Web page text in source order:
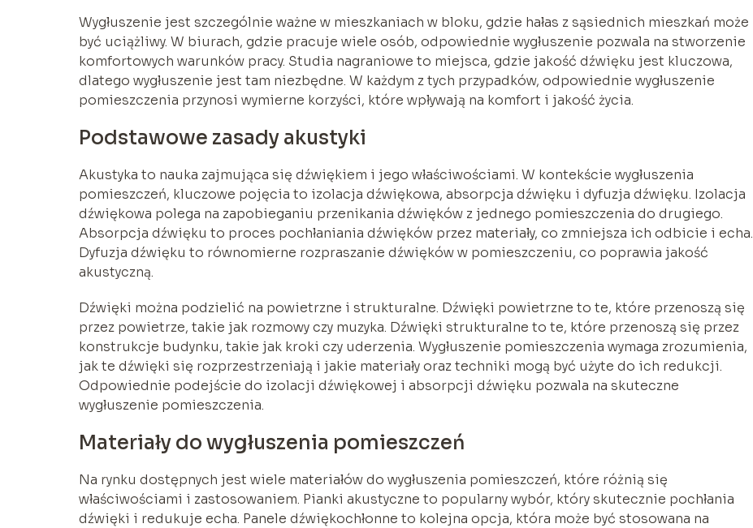
Wygłuszenie jest szczególnie ważne w mieszkaniach w bloku, gdzie hałas z sąsiednich mieszkań może
być uciążliwy. W biurach, gdzie pracuje wiele osób, odpowiednie wygłuszenie pozwala na stworzenie
komfortowych warunków pracy. Studia nagraniowe to miejsca, gdzie jakość dźwięku jest kluczowa,
dlatego wygłuszenie jest tam niezbędne. W każdym z tych przypadków, odpowiednie wygłuszenie
pomieszczenia przynosi wymierne korzyści, które wpływają na komfort i jakość życia.
Podstawowe zasady akustyki
Akustyka to nauka zajmująca się dźwiękiem i jego właściwościami. W kontekście wygłuszenia
pomieszczeń, kluczowe pojęcia to izolacja dźwiękowa, absorpcja dźwięku i dyfuzja dźwięku. Izolacja
dźwiękowa polega na zapobieganiu przenikania dźwięków z jednego pomieszczenia do drugiego.
Absorpcja dźwięku to proces pochłaniania dźwięków przez materiały, co zmniejsza ich odbicie i echa.
Dyfuzja dźwięku to równomierne rozpraszanie dźwięków w pomieszczeniu, co poprawia jakość
akustyczną.
Dźwięki można podzielić na powietrzne i strukturalne. Dźwięki powietrzne to te, które przenoszą się
przez powietrze, takie jak rozmowy czy muzyka. Dźwięki strukturalne to te, które przenoszą się przez
konstrukcje budynku, takie jak kroki czy uderzenia. Wygłuszenie pomieszczenia wymaga zrozumienia,
jak te dźwięki się rozprzestrzeniają i jakie materiały oraz techniki mogą być użyte do ich redukcji.
Odpowiednie podejście do izolacji dźwiękowej i absorpcji dźwięku pozwala na skuteczne
wygłuszenie pomieszczenia.
Materiały do wygłuszenia pomieszczeń
Na rynku dostępnych jest wiele materiałów do wygłuszenia pomieszczeń, które różnią się
właściwościami i zastosowaniem. Pianki akustyczne to popularny wybór, który skutecznie pochłania
dźwięki i redukuje echa. Panele dźwiękochłonne to kolejna opcja, która może być stosowana na